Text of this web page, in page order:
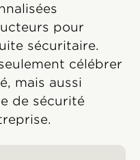
pour
sécuritaire.
célébrer
mais aussi
de sécurité